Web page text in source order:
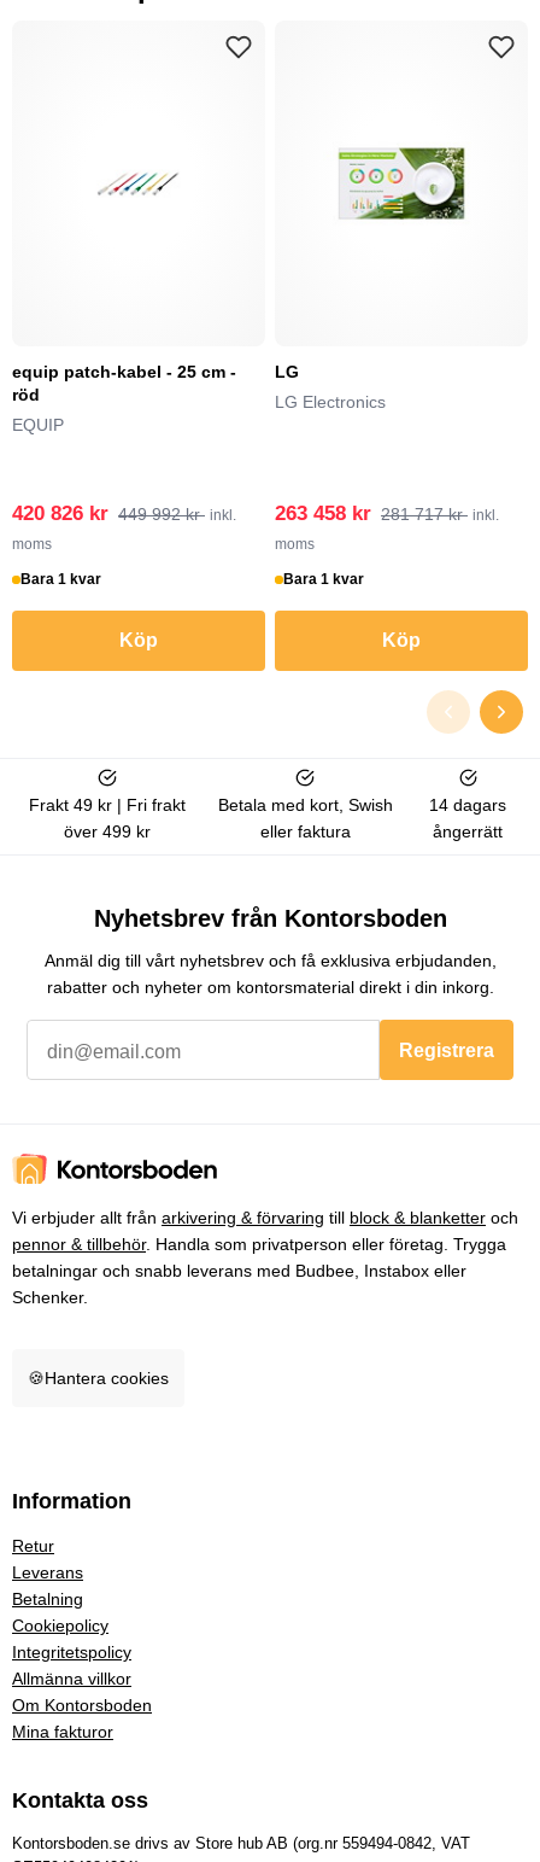
equip patch-kabel - 25 cm -
röd
EQUIP
420 826 kr 449 992 kr inkl.
moms
Bara 1 kvar
Köp
LG
LG Electronics
263 458 kr 281 717 kr inkl.
moms
Bara 1 kvar
Köp
Frakt 49 kr | Fri frakt
över 499 kr
Betala med kort, Swish
eller faktura
14 dagars
ångerrätt
Nyhetsbrev från Kontorsboden
Anmäl dig till vårt nyhetsbrev och få exklusiva erbjudanden,
rabatter och nyheter om kontorsmaterial direkt i din inkorg.
Registrera
Vi erbjuder allt från arkivering & förvaring till block & blanketter och
pennor & tillbehör. Handla som privatperson eller företag. Trygga
betalningar och snabb leverans med Budbee, Instabox eller
Schenker.
🍪Hantera cookies
Information
Retur
Leverans
Betalning
Cookiepolicy
Integritetspolicy
Allmänna villkor
Om Kontorsboden
Mina fakturor
Kontakta oss
Kontorsboden.se drivs av Store hub AB (org.nr 559494-0842, VAT